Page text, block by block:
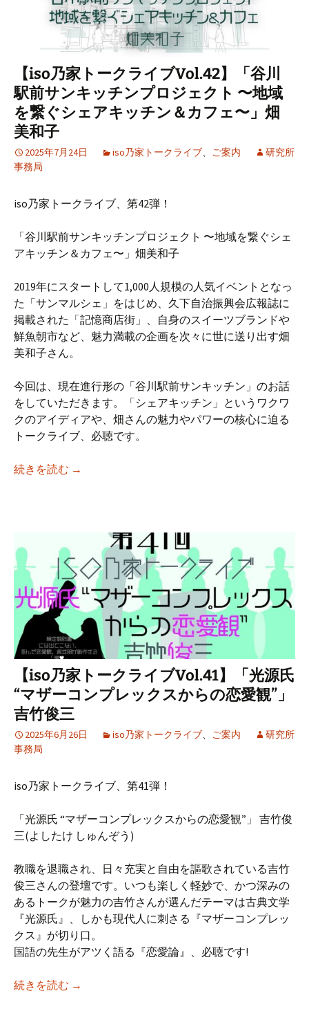
【iso乃家トークライブVol.42】「谷川
駅前サンキッチンプロジェクト 〜地域
を繋ぐシェアキッチン＆カフェ〜」畑
美和子
2025年7月24日 iso乃家トークライブ、 ご案内
研究所
事務局
iso乃家トークライブ、第42弾！
「谷川駅前サンキッチンプロジェクト 〜地域を繋ぐシェ
アキッチン＆カフェ〜」畑美和子
2019年にスタートして1,000人規模の人気イベントとなっ
た「サンマルシェ」をはじめ、久下自治振興会広報誌に
掲載された「記憶商店街」、自身のスイーツブランドや
鮮魚朝市など、魅力満載の企画を次々に世に送り出す畑
美和子さん。
今回は、現在進行形の「谷川駅前サンキッチン」のお話
をしていただきます。「シェアキッチン」というワクワ
クのアイディアや、畑さんの魅力やパワーの核心に迫る
トークライブ、必聴です。
続きを読む 【iso乃家トークライブVol.42】「谷川駅前サ
→
【iso乃家トークライブVol.41】「光源氏
“マザーコンプレックスからの恋愛観”」
吉竹俊三
2025年6月26日 iso乃家トークライブ、 ご案内
研究所
事務局
iso乃家トークライブ、第41弾！
「光源氏 “マザーコンプレックスからの恋愛観”」 吉竹俊
三(よしたけ しゅんぞう)
教職を退職され、日々充実と自由を謳歌されている吉竹
俊三さんの登壇です。いつも楽しく軽妙で、かつ深みの
あるトークが魅力の吉竹さんが選んだテーマは古典文学
『光源氏』、しかも現代人に刺さる『マザーコンプレッ
クス』が切り口。
国語の先生がアツく語る『恋愛論』、必聴です!
続きを読む 【iso乃家トークライブVol.41】「光源氏 “マザ
→